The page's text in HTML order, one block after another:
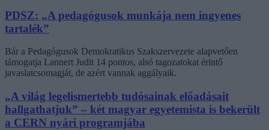
PDSZ: „A pedagógusok munkája nem ingyenes
tartalék”
Bár a Pedagógusok Demokratikus Szakszervezete alapvetően
támogatja Lannert Judit 14 pontos, alsó tagozatokat érintő
javaslatcsomagját, de azért vannak aggályaik.
„A világ legelismertebb tudósainak előadásait
hallgathatjuk” – két magyar egyetemista is bekerült
a CERN nyári programjába